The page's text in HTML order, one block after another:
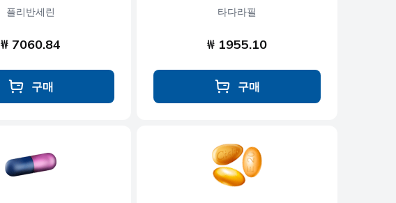
플리반세린
₩ 7060.84
구매
타다라필
₩ 1955.10
구매